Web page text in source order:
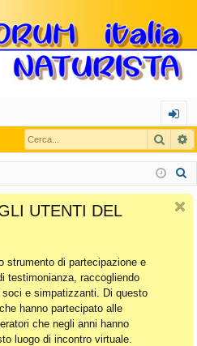
og
in
Cerca
UTENTI DEL
strumento di partecipazione e
testimonianza, raccogliendo
e simpatizzanti. Di questo
hanno partecipato alle
che negli anni hanno
luogo di incontro virtuale.